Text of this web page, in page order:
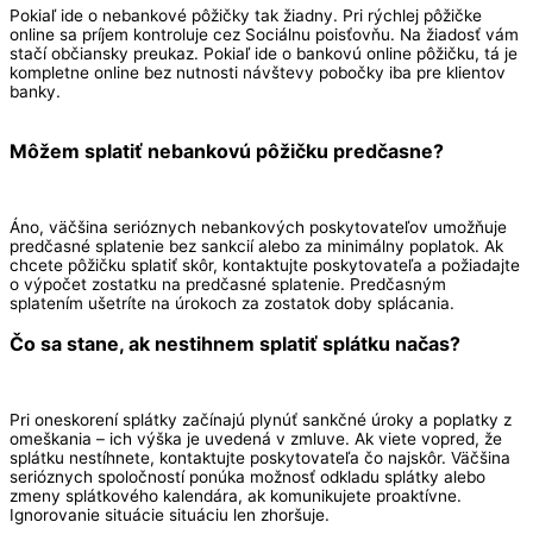
Pokiaľ ide o nebankové pôžičky tak žiadny. Pri rýchlej pôžičke
online sa príjem kontroluje cez Sociálnu poisťovňu. Na žiadosť vám
stačí občiansky preukaz. Pokiaľ ide o bankovú online pôžičku, tá je
kompletne online bez nutnosti návštevy pobočky iba pre klientov
banky.
Môžem splatiť nebankovú pôžičku predčasne?
Áno, väčšina serióznych nebankových poskytovateľov umožňuje
predčasné splatenie bez sankcií alebo za minimálny poplatok. Ak
chcete pôžičku splatiť skôr, kontaktujte poskytovateľa a požiadajte
o výpočet zostatku na predčasné splatenie. Predčasným
splatením ušetríte na úrokoch za zostatok doby splácania.
Čo sa stane, ak nestihnem splatiť splátku načas?
Pri oneskorení splátky začínajú plynúť sankčné úroky a poplatky z
omeškania – ich výška je uvedená v zmluve. Ak viete vopred, že
splátku nestíhnete, kontaktujte poskytovateľa čo najskôr. Väčšina
serióznych spoločností ponúka možnosť odkladu splátky alebo
zmeny splátkového kalendára, ak komunikujete proaktívne.
Ignorovanie situácie situáciu len zhoršuje.